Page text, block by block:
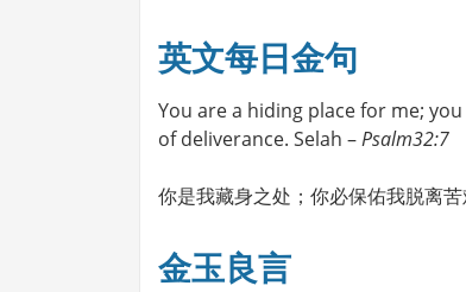
英文每日金句
You are a hiding place for me;
of deliverance. Selah –Psalm32:7
你是我藏身之处；你必保佑我脱离
金玉良言